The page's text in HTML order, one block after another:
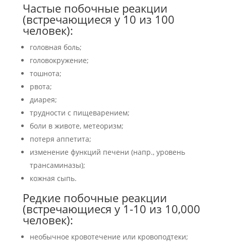
Частые побочные реакции
(встречающиеся у 10 из 100
человек):
головная боль;
головокружение;
тошнота;
рвота;
диарея;
трудности с пищеварением;
боли в животе, метеоризм;
потеря аппетита;
изменение функций печени (напр., уровень
трансаминазы);
кожная сыпь.
Редкие побочные реакции
(встречающиеся у 1-10 из 10,000
человек):
необычное кровотечение или кровоподтеки;